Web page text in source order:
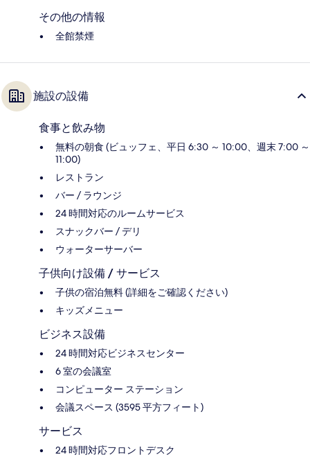
その他の情報
全館禁煙
施設の設備
食事と飲み物
無料の朝食 (ビュッフェ、平日 6:30 ～ 10:00、週末 7:00 ～
11:00)
レストラン
バー / ラウンジ
24 時間対応のルームサービス
スナックバー / デリ
ウォーターサーバー
子供向け設備 / サービス
子供の宿泊無料 (詳細をご確認ください)
キッズメニュー
ビジネス設備
24 時間対応ビジネスセンター
6 室の会議室
コンピューター ステーション
会議スペース (3595 平方フィート)
サービス
24 時間対応フロントデスク